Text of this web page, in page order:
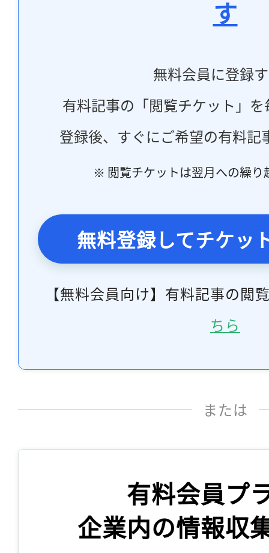
す
無料会員に登録
有料記事の「閲覧チケット」
登録後、すぐにご希望の有料記
※ 閲覧チケットは翌月への繰り
無料登録してチケッ
【無料会員向け】有料記事の閲
ちら
または
有料会員プ
企業内の情報収